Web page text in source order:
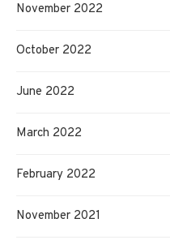
November 2022
October 2022
June 2022
March 2022
February 2022
November 2021